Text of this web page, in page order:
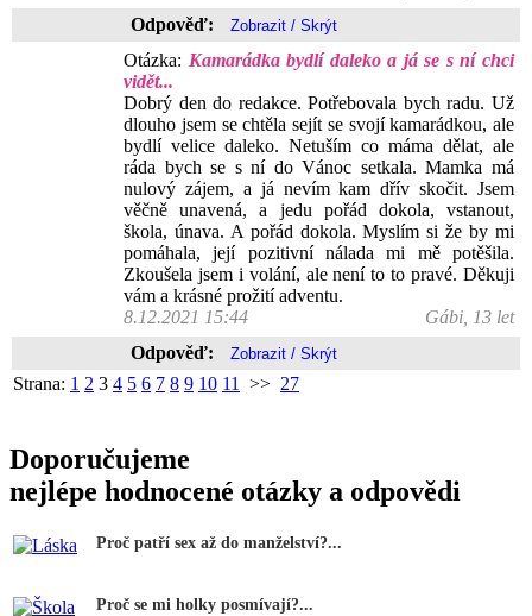
Odpověď:
Otázka: Kamarádka bydlí daleko a já se s ní chci
vidět...
Dobrý den do redakce. Potřebovala bych radu. Už
dlouho jsem se chtěla sejít se svojí kamarádkou, ale
bydlí velice daleko. Netuším co máma dělat, ale
ráda bych se s ní do Vánoc setkala. Mamka má
nulový zájem, a já nevím kam dřív skočit. Jsem
věčně unavená, a jedu pořád dokola, vstanout,
škola, únava. A pořád dokola. Myslím si že by mi
pomáhala, její pozitivní nálada mi mě potěšila.
Zkoušela jsem i volání, ale není to to pravé. Děkuji
vám a krásné prožití adventu.
8.12.2021 15:44
Gábi, 13 let
Odpověď:
Strana: 1 2 3 4 5 6 7 8 9 10 11 >> 27
Doporučujeme
nejlépe hodnocené otázky a odpovědi
Proč patří sex až do manželství?...
Proč se mi holky posmívají?...